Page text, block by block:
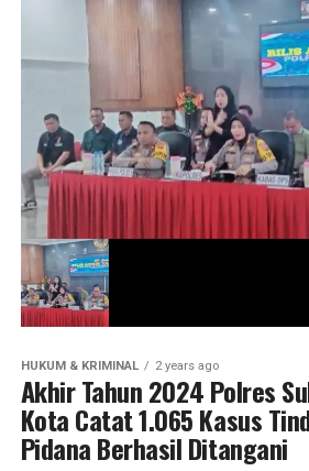
HUKUM & KRIMINAL 2 years ago
Akhir Tahun 2024 Polres
Kota Catat 1.065 Kasus
Pidana Berhasil Ditangani